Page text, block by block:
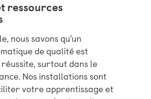
ressources
nous savons qu’un
de qualité est
surtout dans le
Nos installations sont
votre apprentissage et